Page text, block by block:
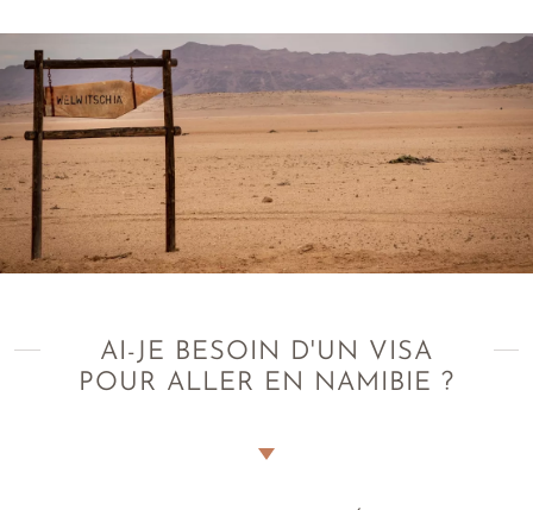
AI-JE BESOIN D'UN VISA
POUR ALLER EN NAMIBIE ?
Le joyau d’Afrique australe est facilement accessible. Optez